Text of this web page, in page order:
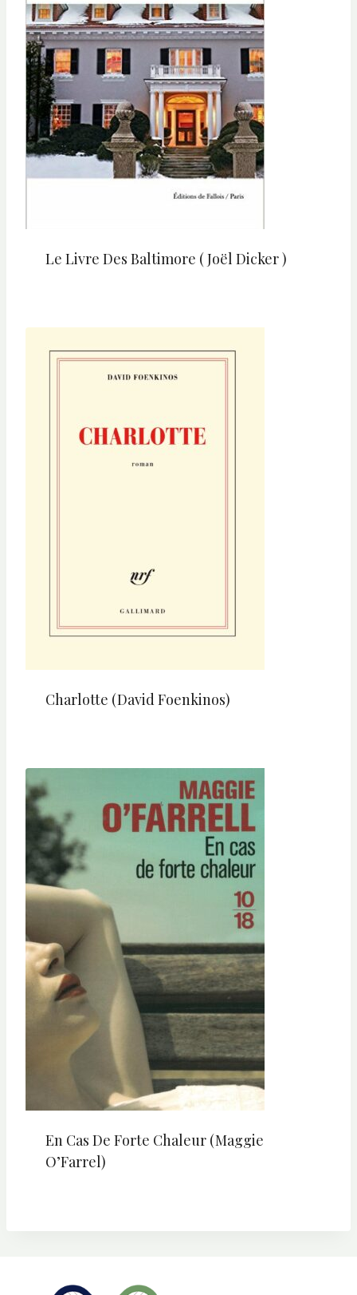
Le Livre Des Baltimore ( Joël Dicker )
Charlotte (David Foenkinos)
En Cas De Forte Chaleur (Maggie
O’Farrel)